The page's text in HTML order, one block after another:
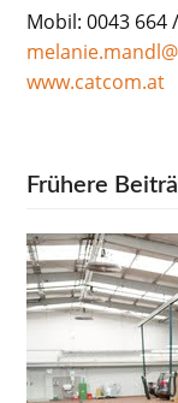
Mobil: 0043 664
www.catcom.at
Frühere